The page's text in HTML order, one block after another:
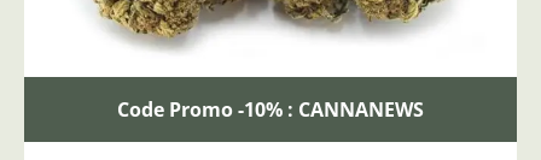
Code Promo -10% : CANNANEWS